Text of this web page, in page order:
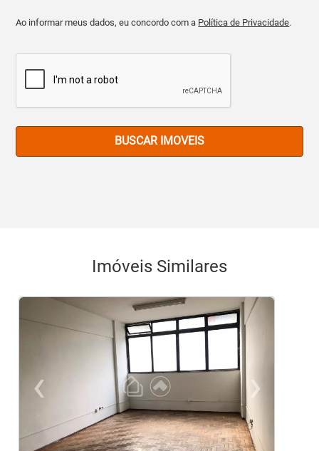
Ao informar meus dados, eu concordo com a Política de Privacidade.
BUSCAR IMOVEIS
Imóveis Similares
‹
Previous
›